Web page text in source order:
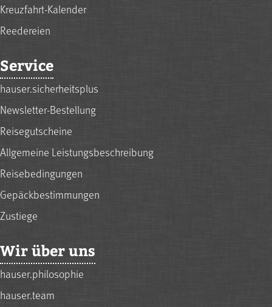
Kreuzfahrt-Kalender
Reedereien
Service
hauser.sicherheitsplus
Newsletter-Bestellung
Reisegutscheine
Allgemeine Leistungsbeschreibung
Reisebedingungen
Gepäckbestimmungen
Zustiege
Wir über uns
hauser.philosophie
hauser.team